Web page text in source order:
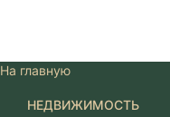
На главную
НЕДВИЖИМОСТЬ